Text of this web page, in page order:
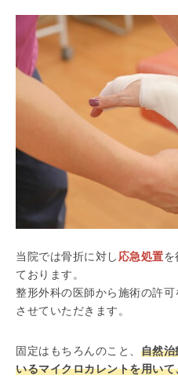
当院では骨折に対し 応急処置を
ております。
整形外科の医師から施術の許
させていただきます。
固定はもちろんのこと、 自然治
いるマイクロカレントを用い